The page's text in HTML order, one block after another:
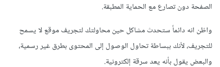
الصفحة دون تصارع مع الحماية المطبقة.
واظن انه دائماً ستحدث مشاكل حين محاولتك لتجريف موقع لا يسمح
للتجريف، لأنك ببساطة تحاول الوصول إلى المحتوى بطرق غير رسمية،
والبعض يقول بأنه يعد سرقة إلكترونية.